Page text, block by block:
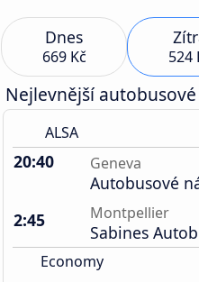
Dnes
669 Kč 524
Nejlevnější
ALSA
20:40 Geneva
Autobusové
2:45
Montpellier
Sabines
Economy